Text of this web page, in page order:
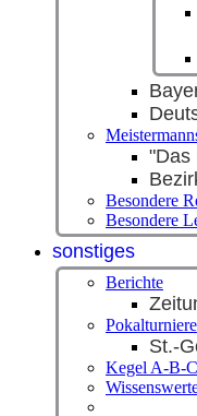
"Das
Besondere
Besondere
sonstiges
Berichte
Pokalturniere
St.-
Kegel A-B-C